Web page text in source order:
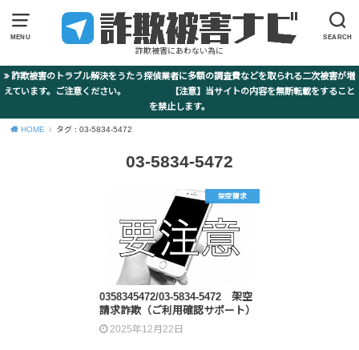
MENU SEARCH
詐欺被害にあわない為に
詐欺被害のトラブル解決をうたう探偵業者に多額の調査費などを取られる二次被害が増
えています。ご注意ください。 【注意】当サイトの内容を無断転載をすること
を禁止します。
HOME タグ : 03-5834-5472
03-5834-5472
架空請求
0358345472/03-5834-5472 架空
請求詐欺（ご利用確認サポート）
2025年12月22日